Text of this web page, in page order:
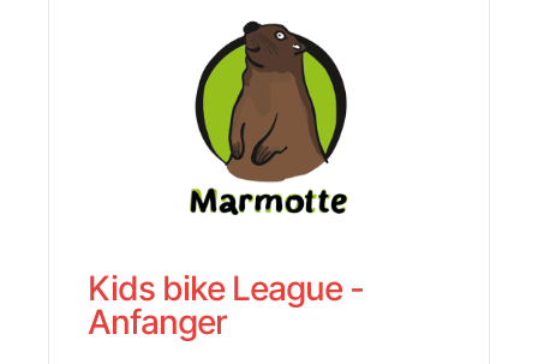
Kids bike League -
Anfanger